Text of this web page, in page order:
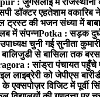
: जुगसलाई में राजस्थानी
डॉक्टर एहतेशाम वकारिब
ट्रस्ट की भजन संध्या में
में संपन्नPotka : सड़क
चुनी गई सुनीता
से बासिला तक
: सांड्रा पंचायत
लाइब्रेरी को जेपीएस
विजिट में पूर्वी